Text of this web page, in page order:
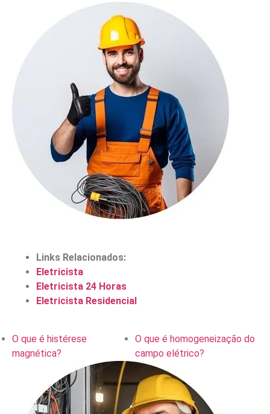
Links Relacionados:
Eletricista
Eletricista 24 Horas
Eletricista Residencial
O que é histérese
magnética?
O que é homogeneização do
campo elétrico?